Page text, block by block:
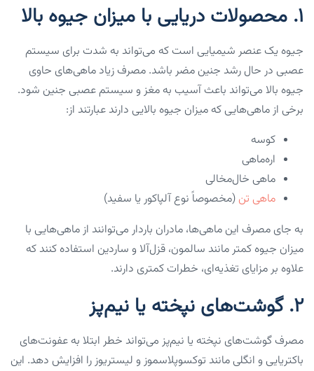
۱. محصولات دریایی با میزان جیوه بالا
جیوه یک عنصر شیمیایی است که می‌تواند به شدت برای سیستم
عصبی در حال رشد جنین مضر باشد. مصرف زیاد ماهی‌های حاوی
جیوه بالا می‌تواند باعث آسیب به مغز و سیستم عصبی جنین شود.
برخی از ماهی‌هایی که میزان جیوه بالایی دارند عبارتند از:
کوسه
اره‌ماهی
ماهی خال‌مخالی
ماهی تن (مخصوصاً نوع آلپاکور یا سفید)
به جای مصرف این ماهی‌ها، مادران باردار می‌توانند از ماهی‌هایی با
میزان جیوه کمتر مانند سالمون، قزل‌آلا و ساردین استفاده کنند که
علاوه بر مزایای تغذیه‌ای، خطرات کمتری دارند.
۲. گوشت‌های نپخته یا نیم‌پز
مصرف گوشت‌های نپخته یا نیم‌پز می‌تواند خطر ابتلا به عفونت‌های
باکتریایی و انگلی مانند توکسوپلاسموز و لیستریوز را افزایش دهد. این